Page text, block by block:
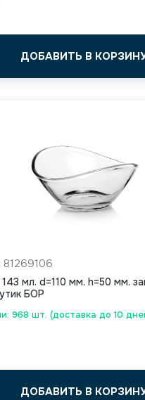
ДОБАВИТЬ В
968 шт. (доставка до 10
81269106
мл. d=110 мм. h=50 мм.
БОР
ДОБАВИТЬ В